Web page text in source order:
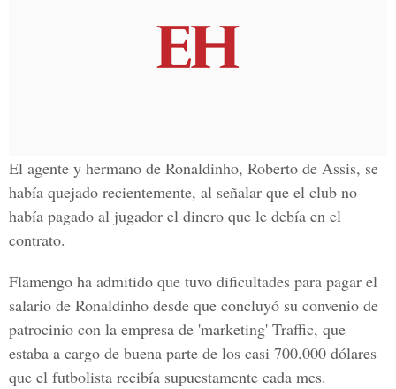
El agente y hermano de Ronaldinho, Roberto de Assis, se
había quejado recientemente, al señalar que el club no
había pagado al jugador el dinero que le debía en el
contrato.
Flamengo ha admitido que tuvo dificultades para pagar el
salario de Ronaldinho desde que concluyó su convenio de
patrocinio con la empresa de 'marketing' Traffic, que
estaba a cargo de buena parte de los casi 700.000 dólares
que el futbolista recibía supuestamente cada mes.